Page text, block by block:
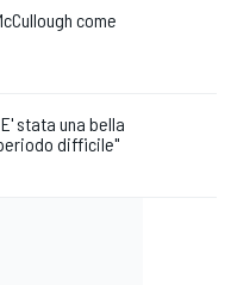
come
stata una bella
difficile"